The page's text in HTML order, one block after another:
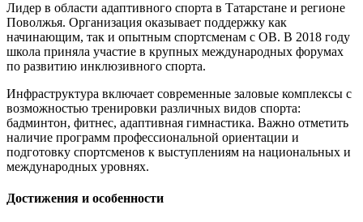
Лидер в области адаптивного спорта в Татарстане и регионе
Поволжья. Организация оказывает поддержку как
начинающим, так и опытным спортсменам с ОВ. В 2018 году
школа приняла участие в крупных международных форумах
по развитию инклюзивного спорта.
Инфраструктура включает современные заловые комплексы с
возможностью тренировки различных видов спорта:
бадминтон, фитнес, адаптивная гимнастика. Важно отметить
наличие программ профессиональной ориентации и
подготовку спортсменов к выступлениям на национальных и
международных уровнях.
Достижения и особенности